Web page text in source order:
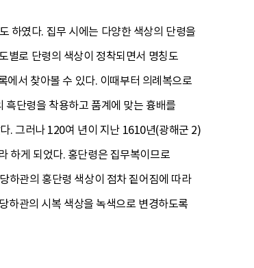
하였다. 집무 시에는 다양한 색상의 단령을
별로 단령의 색상이 정착되면서 명칭도
서 찾아볼 수 있다. 이때부터 의례복으로
흑단령을 착용하고 품계에 맞는 흉배를
. 그러나 120여 년이 지난 1610년(광해군 2)
하게 되었다. 홍단령은 집무복이므로
하관의 홍단령 색상이 점차 짙어짐에 따라
하관의 시복 색상을 녹색으로 변경하도록